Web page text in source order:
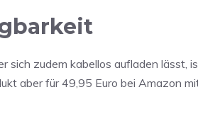
sich zudem kabellos aufladen lässt,
aber für 49,95 Euro bei Amazon